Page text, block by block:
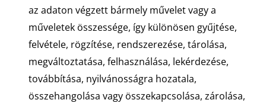
az adaton végzett bármely művelet vagy a
műveletek összessége, így különösen gyűjtése,
felvétele, rögzítése, rendszerezése, tárolása,
megváltoztatása, felhasználása, lekérdezése,
továbbítása, nyilvánosságra hozatala,
összehangolása vagy összekapcsolása, zárolása,